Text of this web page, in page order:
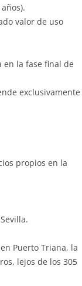
valor de uso
en la fase final de
exclusivamente
propios en la
Puerto Triana, la
lejos de los 305